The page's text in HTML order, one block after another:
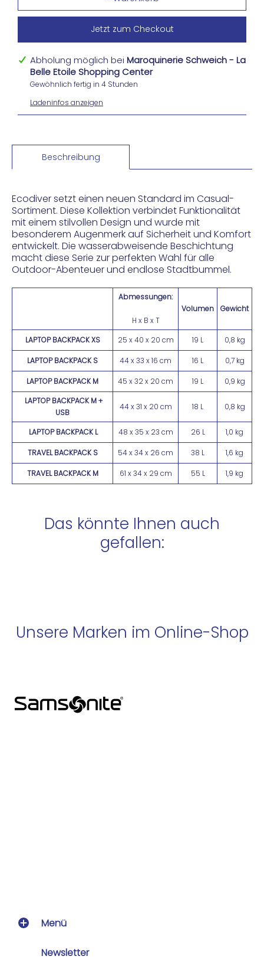
Jetzt zum Checkout
Abholung möglich bei Maroquinerie Schweich - La
Belle Etoile Shopping Center
Gewöhnlich fertig in 4 Stunden
Ladeninfos anzeigen
Beschreibung
Ecodiver setzt einen neuen Standard im Casual-
Sortiment. Diese Kollektion verbindet Funktionalität
mit einem stilvollen Design und wurde mit
besonderem Augenmerk auf Sicherheit und Komfort
entwickelt. Die wasserabweisende Beschichtung
macht diese Serie zur perfekten Wahl für alle
Outdoor-Abenteuer und endlose Stadtbummel.
Abmessungen:
H x B x T
Volumen Gewicht
LAPTOP BACKPACK XS 25 x 40 x 20 cm 19 L 0,8 kg
LAPTOP BACKPACK S 44 x 33 x 16 cm 16 L 0,7 kg
LAPTOP BACKPACK M 45 x 32 x 20 cm 19 L
0,9 kg
LAPTOP BACKPACK M +
USB
44 x 31 x 20 cm 18 L 0,8 kg
LAPTOP BACKPACK L 48 x 35 x 23 cm 26 L 1,0 kg
TRAVEL BACKPACK S 54 x 34 x 26 cm 38 L 1,6 kg
TRAVEL BACKPACK M 61 x 34 x 29 cm 55 L 1,9 kg
Das könnte Ihnen auch
gefallen:
Unsere Marken im Online-Shop
Menü
Newsletter